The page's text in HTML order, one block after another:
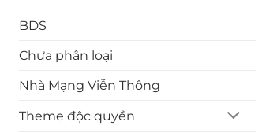
BDS
Chưa phân loại
Nhà Mạng Viễn Thông
Theme độc quyền